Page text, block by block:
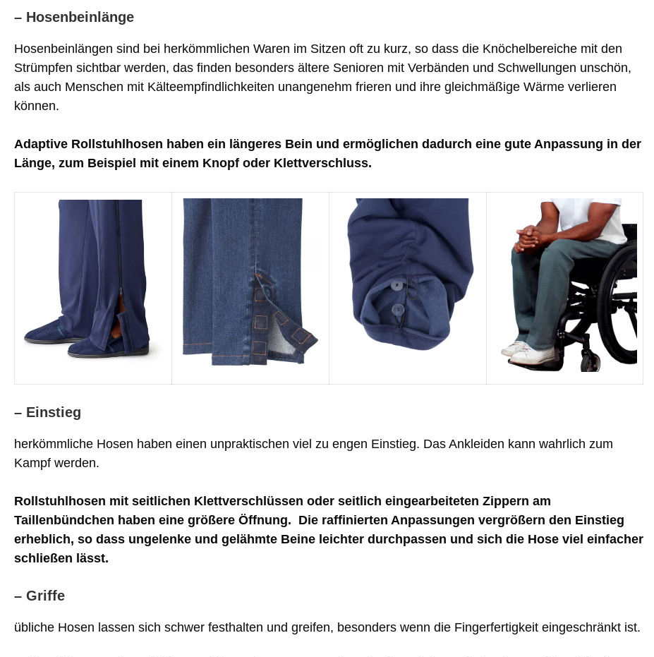
– Hosenbeinlänge
Hosenbeinlängen sind bei herkömmlichen Waren im Sitzen oft zu kurz, so dass die Knöchelbereiche mit den
Strümpfen sichtbar werden, das finden besonders ältere Senioren mit Verbänden und Schwellungen unschön,
als auch Menschen mit Kälteempfindlichkeiten unangenehm frieren und ihre gleichmäßige Wärme verlieren
können.
Adaptive Rollstuhlhosen haben ein längeres Bein und ermöglichen dadurch eine gute Anpassung in der
Länge, zum Beispiel mit einem Knopf oder Klettverschluss.
– Einstieg
herkömmliche Hosen haben einen unpraktischen viel zu engen Einstieg. Das Ankleiden kann wahrlich zum
Kampf werden.
Rollstuhlhosen mit seitlichen Klettverschlüssen oder seitlich eingearbeiteten Zippern am
Taillenbündchen haben eine größere Öffnung. Die raffinierten Anpassungen vergrößern den Einstieg
erheblich, so dass ungelenke und gelähmte Beine leichter durchpassen und sich die Hose viel einfacher
schließen lässt.
– Griffe
übliche Hosen lassen sich schwer festhalten und greifen, besonders wenn die Fingerfertigkeit eingeschränkt ist.